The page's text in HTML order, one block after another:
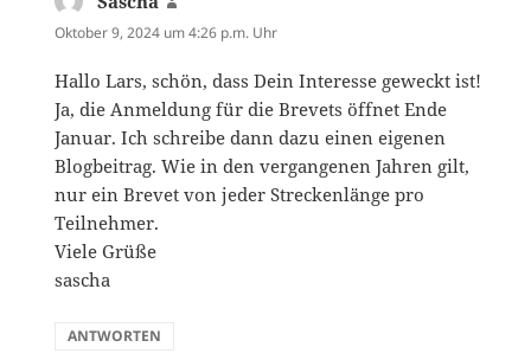
Oktober 9, 2024 um 4:26 p.m. Uhr
Hallo Lars, schön, dass Dein Interesse geweckt ist!
Ja, die Anmeldung für die Brevets öffnet Ende
Januar. Ich schreibe dann dazu einen eigenen
Blogbeitrag. Wie in den vergangenen Jahren gilt,
nur ein Brevet von jeder Streckenlänge pro
Teilnehmer.
Viele Grüße
sascha
ANTWORTEN